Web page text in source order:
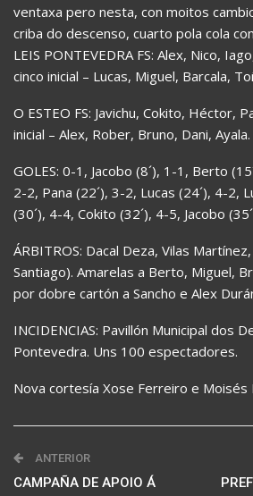
ventaxa pero nesta, con moitos
criba do descenso, cuarto pola cola
LEIS PONTEVEDRA FS: Alex, Nico,
cinco inicial – Lucas, Miguel, Barcala,
O ESTEO FS: Javichu, Cokito, Héctor,
inicial – Alex, Rober, Bruno, Dani, Ayala.
GOLES: 0-1, Jacobo (8´), 1-1, Berto
2-2, Pana (22´), 3-2, Lucas (24´), 4-2,
(30´), 4-4, Cokito (32´), 4-5, Jacobo
ÁRBITROS: Dacal Deza, Vilas
Santiago). Amarelas a Berto, Miguel,
por dobre cartón a Sancho e Alex
INCIDENCIAS: Pavillón Municipal dos
Pontevedra. Uns 100 espectadores.
Nova cortesía Xose Ferreiro e Moisés
ANTERIOR
CAMPAÑA DE APOIO Á